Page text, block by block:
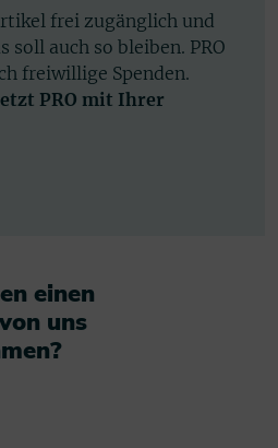
frei zugänglich und
soll auch so bleiben. PRO
freiwillige Spenden.
PRO mit Ihrer
einen
uns